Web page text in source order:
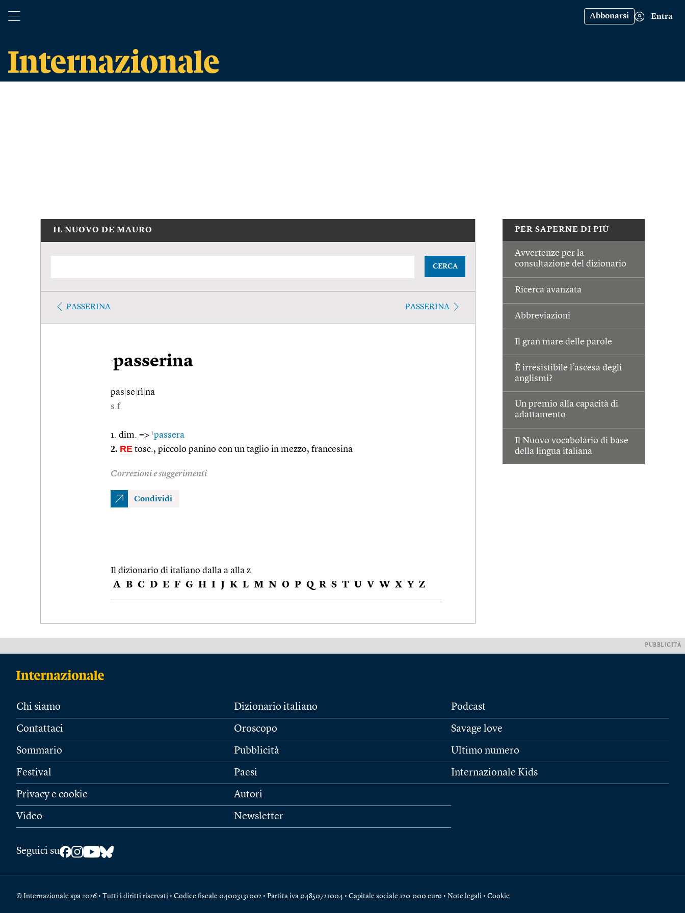
Abbonarsi Entra
PER SAPERNE DI PIÙ
Avvertenze per la
consultazione del dizionario
Ricerca avanzata
Abbreviazioni
Il gran mare delle parole
È irresistibile l’ascesa degli
anglismi?
Un premio alla capacità di
adattamento
Il Nuovo vocabolario di base
della lingua italiana
IL NUOVO DE MAURO
CERCA
PASSERINA PASSERINA
2passerina
pas se rì na
s.f.
1. dim. => 1passera
2. RE tosc., piccolo panino con un taglio in mezzo, francesina
Correzioni e suggerimenti
Condividi
Il dizionario di italiano dalla a alla z
A B C D E F G H I J K L M N O P Q R S T U V W X Y Z
PUBBLICITÀ
Chi siamo
Contattaci
Sommario
Festival
Privacy e cookie
Video
Dizionario italiano
Oroscopo
Pubblicità
Paesi
Autori
Newsletter
Podcast
Savage love
Ultimo numero
Internazionale Kids
Seguici su
© Internazionale spa 2026 • Tutti i diritti riservati • Codice fiscale 04003131002 • Partita iva 04850721004 • Capitale sociale 120.000 euro • Note legali • Cookie